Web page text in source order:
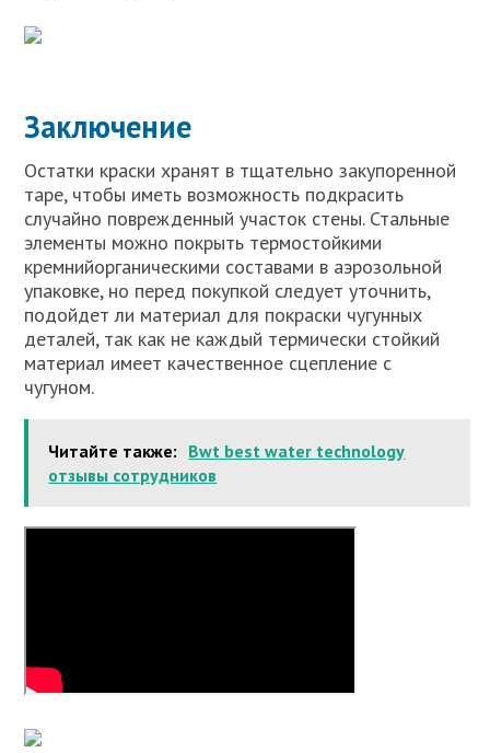
Заключение
Остатки краски хранят в тщательно закупоренной
таре, чтобы иметь возможность подкрасить
случайно поврежденный участок стены. Стальные
элементы можно покрыть термостойкими
кремнийорганическими составами в аэрозольной
упаковке, но перед покупкой следует уточнить,
подойдет ли материал для покраски чугунных
деталей, так как не каждый термически стойкий
материал имеет качественное сцепление с
чугуном.
Читайте также: Bwt best water technology
отзывы сотрудников